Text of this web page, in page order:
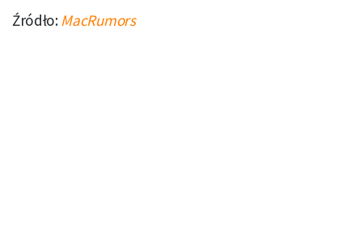
Źródło:MacRumors